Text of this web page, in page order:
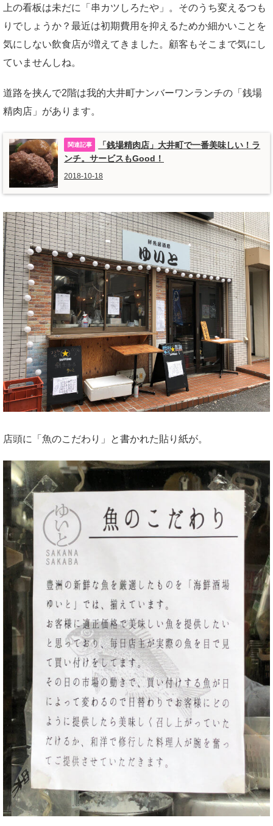
上の看板は未だに「串カツしろたや」。そのうち変えるつも
りでしょうか？最近は初期費用を抑えるためか細かいことを
気にしない飲食店が増えてきました。顧客もそこまで気にし
ていませんしね。
道路を挟んで2階は我的大井町ナンバーワンランチの「銭場
精肉店」があります。
「銭場精肉店」大井町で一番美味しい！ラ
ンチ。サービスもGood！
2018-10-18
店頭に「魚のこだわり」と書かれた貼り紙が。